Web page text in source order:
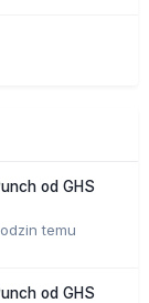
od GHS
temu
od GHS